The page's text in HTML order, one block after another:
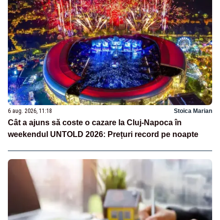
6 aug. 2026, 11:18 Stoica Marian
Cât a ajuns să coste o cazare la Cluj-Napoca în
weekendul UNTOLD 2026: Prețuri record pe noapte